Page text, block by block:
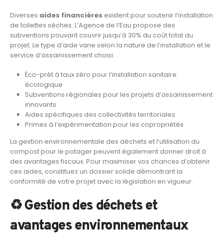
Diverses aides financières existent pour soutenir l’installation
de toilettes sèches. L’Agence de l’Eau propose des
subventions pouvant couvrir jusqu’à 30% du coût total du
projet. Le type d’aide varie selon la nature de l’installation et le
service d’assainissement choisi.
Éco-prêt à taux zéro pour l’installation sanitaire
écologique
Subventions régionales pour les projets d’assainissement
innovants
Aides spécifiques des collectivités territoriales
Primes à l’expérimentation pour les copropriétés
La gestion environnementale des déchets et l’utilisation du
compost pour le potager peuvent également donner droit à
des avantages fiscaux. Pour maximiser vos chances d’obtenir
ces aides, constituez un dossier solide démontrant la
conformité de votre projet avec la législation en vigueur.
♻️ Gestion des déchets et
avantages environnementaux